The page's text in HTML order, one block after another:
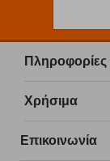
Πληροφορίες
Χρήσιμα
Επικοινωνία